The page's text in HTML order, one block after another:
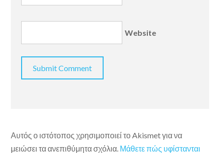
Website
Αυτός ο ιστότοπος χρησιμοποιεί το Akismet για να
μειώσει τα ανεπιθύμητα σχόλια. Μάθετε πώς υφίστανται